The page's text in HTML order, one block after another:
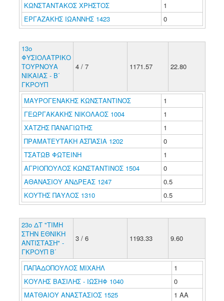
ΚΩΝΣΤΑΝΤΑΚΟΣ ΧΡΗΣΤΟΣ
1
ΕΡΓΑΖΑΚΗΣ ΙΩΑΝΝΗΣ 1423
0
13ο
ΦΥΣΙΟΛΑΤΡΙΚΟ
ΤΟΥΡΝΟΥΑ
ΝΙΚΑΙΑΣ - Β΄
ΓΚΡΟΥΠ
4 / 7 1171.57 22.80
ΜΑΥΡΟΓΕΝΑΚΗΣ ΚΩΝΣΤΑΝΤΙΝΟΣ
1
ΓΕΩΡΓΑΚΑΚΗΣ ΝΙΚΟΛΑΟΣ 1004
1
ΧΑΤΖΗΣ ΠΑΝΑΓΙΩΤΗΣ
1
ΠΡΑΜΑΤΕΥΤΑΚΗ ΑΣΠΑΣΙΑ 1202
0
ΤΣΑΤΩΒ ΦΩΤΕΙΝΗ
1
ΑΓΡΙΟΠΟΥΛΟΣ ΚΩΝΣΤΑΝΤΙΝΟΣ 1504
0
ΑΘΑΝΑΣΙΟΥ ΑΝΔΡΕΑΣ 1247
0.5
ΚΟΥΤΗΣ ΠΑΥΛΟΣ 1310
0.5
23ο ΔΤ "ΤΙΜΗ
ΣΤΗΝ ΕΘΝΙΚΗ
ΑΝΤΙΣΤΑΣΗ" -
ΓΚΡΟΥΠ Β΄
3 / 6 1193.33 9.60
ΠΑΠΑΔΟΠΟΥΛΟΣ ΜΙΧΑΗΛ
1
ΚΟΥΛΗΣ ΒΑΣΙΛΗΣ - ΙΩΣΗΦ 1040
0
ΜΑΤΘΑΙΟΥ ΑΝΑΣΤΑΣΙΟΣ 1525
1 ΑΑ